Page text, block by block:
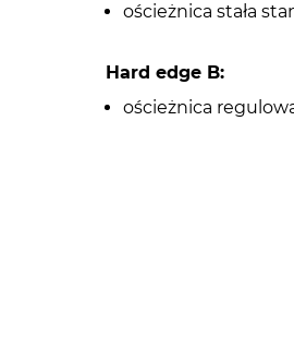
ościeżnica stała
Hard edge B:
ościeżnica